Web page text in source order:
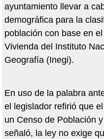
ayuntamiento llevar a
demográfica para la
población con base en
Vivienda del Instituto
Geografía (Inegi).
En uso de la palabra
el legislador refirió que
un Censo de Población
señaló, la ley no exige